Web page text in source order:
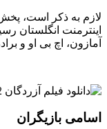
لازم به ذکر است، پخش
اینترمنت انگلستان
آمازون، اچ بی او و
اسامی بازیگران